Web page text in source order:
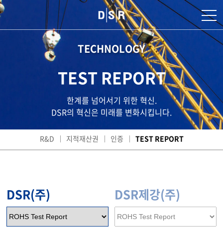
TECHNOLOGY
TEST REPORT
한계를 넘어서기 위한 혁신.
DSR의 혁신은 미래를 변화시킵니다.
R&D 지적재산권 인증 TEST REPORT
DSR(주) DSR제강(주)